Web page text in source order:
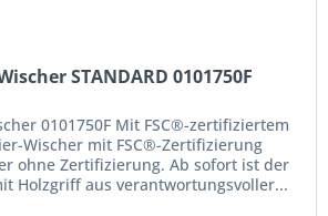
STANDARD 0101750F
0101750F Mit FSC®-zertifiziertem
Wischer mit FSC®-Zertifizierung
ohne Zertifizierung. Ab sofort ist der
Holzgriff aus verantwortungsvoller...